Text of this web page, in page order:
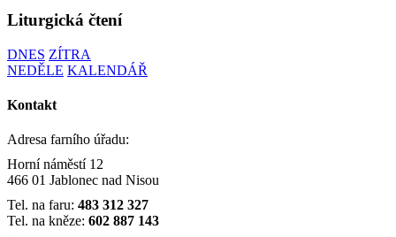
Liturgická čtení
DNES ZÍTRA
NEDĚLE KALENDÁŘ
Kontakt
Adresa farního úřadu:
Horní náměstí 12
466 01 Jablonec nad Nisou
Tel. na faru: 483 312 327
Tel. na kněze: 602 887 143